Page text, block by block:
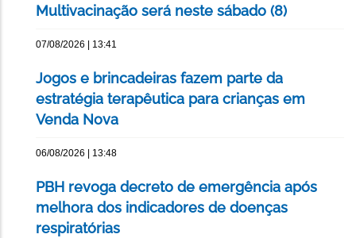
Multivacinação será neste sábado (8)
07/08/2026 | 13:41
Jogos e brincadeiras fazem parte da
estratégia terapêutica para crianças em
Venda Nova
06/08/2026 | 13:48
PBH revoga decreto de emergência após
melhora dos indicadores de doenças
respiratórias